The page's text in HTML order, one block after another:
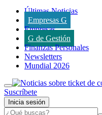
Últimas Noticias
Empresas G
Empresas
G de Gestión
Finanzas Personales
Newsletters
Mundial 2026
Suscríbete
Inicia sesión